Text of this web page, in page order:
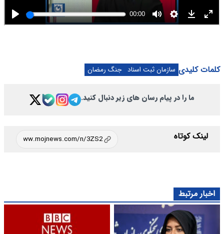
کلمات کلیدی سازمان ثبت اسناد جنگ رمضان
ما را در پیام رسان های زیر دنبال کنید.
لینک کوتاه
اخبار مرتبط